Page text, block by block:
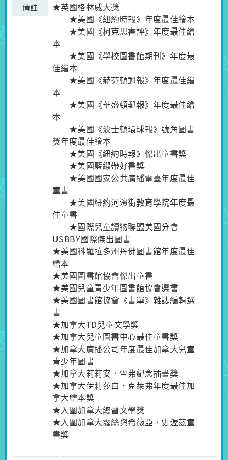
備註
★英國格林威大獎
★美國《紐約時報》年度最佳繪本
★美國《柯克思書評》年度最佳繪
本
★美國《學校圖書館期刊》年度最
佳繪本
★美國《赫芬頓郵報》年度最佳繪
本
★美國《華盛頓郵報》年度最佳繪
本
★美國《波士頓環球報》號角圖書
獎年度最佳繪本
★美國《紐約時報》傑出童書獎
★美國藍緞帶好書獎
★美國國家公共廣播電臺年度最佳
童書
★美國紐約河濱街教育學院年度最
佳童書
★國際兒童讀物聯盟美國分會
USBBY國際傑出圖書
★美國科羅拉多州丹佛圖書館年度最佳
繪本
★美國圖書館協會傑出童書
★美國兒童青少年圖書館協會選書
★美國圖書館協會《書單》雜誌編輯選
書
★加拿大TD兒童文學獎
★加拿大兒童圖書中心最佳童書獎
★加拿大廣播公司年度最佳加拿大兒童
青少年圖書
★加拿大莉莉安．雪弗紀念插畫獎
★加拿大伊莉莎白．克萊弗年度最佳加
拿大繪本獎
★入圍加拿大總督文學獎
★入圍加拿大露絲與希薇亞．史渥茲童
書獎